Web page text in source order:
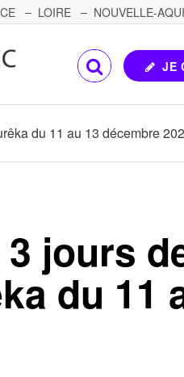
LOIRE NOUVELLE-
JE
du 11 au 13 décembre
jours
du 11